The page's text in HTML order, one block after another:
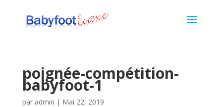
poignée-compétition-
babyfoot-1
par admin | Mai 22, 2019